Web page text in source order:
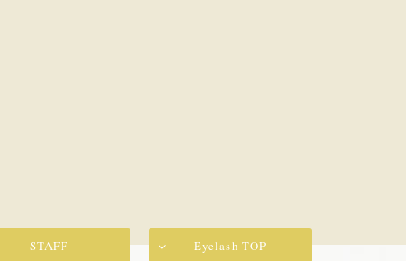
STAFF Eyelash TOP